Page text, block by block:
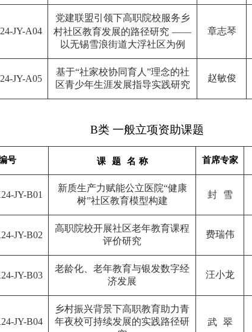
-JY-A04
党建联盟引领下高职院校服务乡
村社区教育发展的路径研究 ——
以无锡雪浪街道大浮社区为例
章志琴
-JY-A05
基于“社家校协同育人”理念的社
区青少年生涯发展指导实践研究
赵敏俊
B类 一般立项资助课题
号 课 题 名 称 首席专家
-JY-B01
新质生产力赋能公立医院“健康
树”社区教育模型构建
封 雪
-JY-B02
高职院校开展社区老年教育课程
评价研究
费瑞伟
-JY-B03
老龄化、老年教育与银发数字经
济发展
汪小龙
-JY-B04
乡村振兴背景下高职教育助力青
年夜校可持续发展的实践路径研
武 翠